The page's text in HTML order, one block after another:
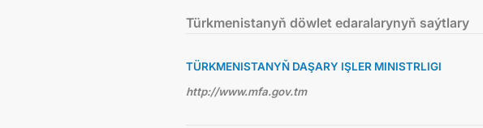
Türkmenistanyň döwlet edaralarynyň saýtlary
TÜRKMENISTANYŇ DAŞARY IŞLER MINISTRLIGI
http://www.mfa.gov.tm